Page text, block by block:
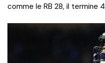
comme le RB 28, il termine 4